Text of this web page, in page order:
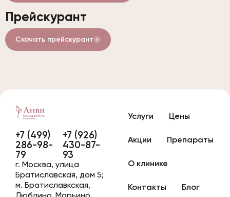
Прейскурант
Скачать прейскурант
+7 (499)
286-98-
79
+7 (926)
430-87-
93
г. Москва, улица
Братиславская, дом 5;
м. Братиславкская,
Услуги Цены
Акции Препараты
О клинике
Контакты Блог